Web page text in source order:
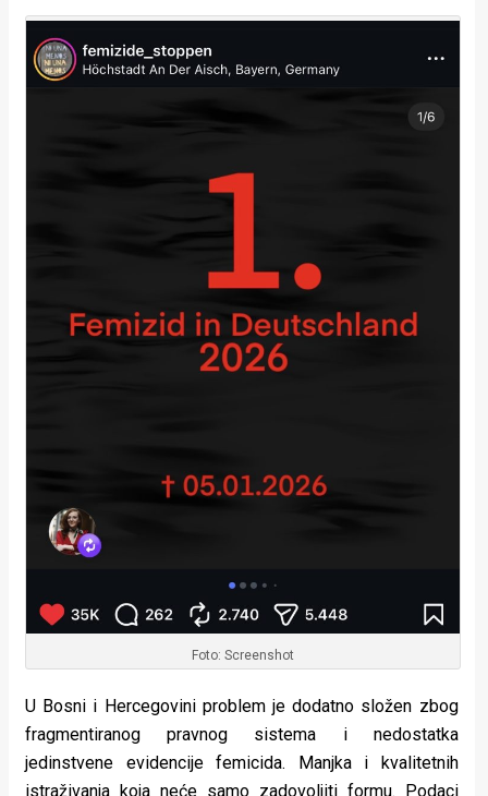
Foto: Screenshot
U Bosni i Hercegovini problem je dodatno složen zbog
fragmentiranog pravnog sistema i nedostatka
jedinstvene evidencije femicida. Manjka i kvalitetnih
istraživanja koja neće samo zadovoljiti formu. Podaci